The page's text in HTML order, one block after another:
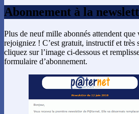
Abonnement à la
Plus de neuf mille abonnés attendent que
rejoigniez ! C’est gratuit, instructif et très
cliquez sur l’image ci-dessous et
formulaire d’abonnement.